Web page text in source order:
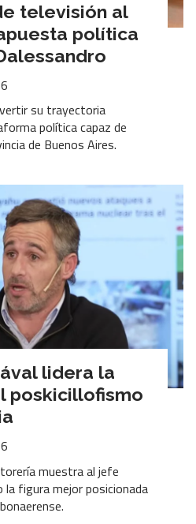
televisión al
política
su trayectoria
política capaz de
de Buenos Aires.
lidera la
poskicillofismo
muestra al jefe
la figura mejor posicionada